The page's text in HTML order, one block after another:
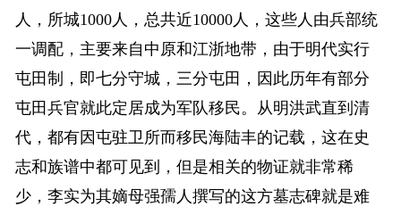
人，所城1000人，总共近10000人，这些人由兵部统
一调配，主要来自中原和江浙地带，由于明代实行
屯田制，即七分守城，三分屯田，因此历年有部分
屯田兵官就此定居成为军队移民。从明洪武直到清
代，都有因屯驻卫所而移民海陆丰的记载，这在史
志和族谱中都可见到，但是相关的物证就非常稀
少，李实为其嫡母强孺人撰写的这方墓志碑就是难